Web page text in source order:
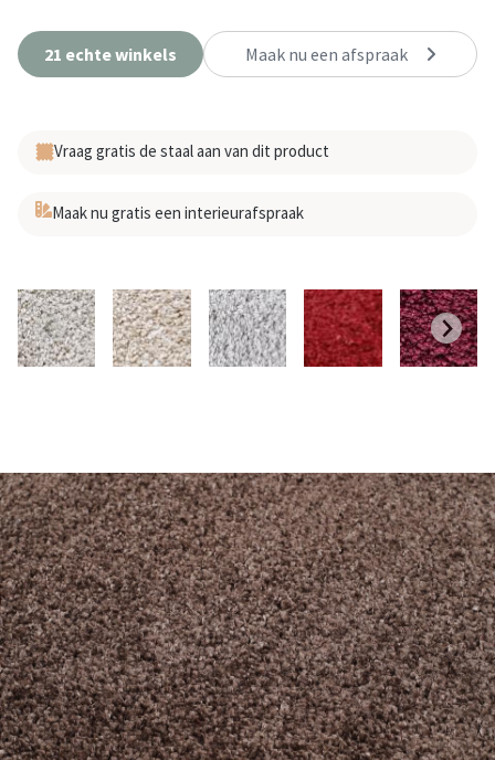
21 echte winkels Maak nu een afspraak
Vraag gratis de staal aan van dit product
Maak nu gratis een interieurafspraak